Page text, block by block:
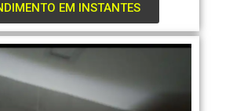
EM INSTANTES